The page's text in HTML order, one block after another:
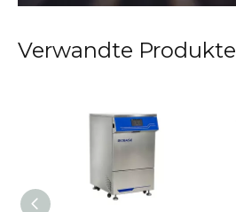
Verwandte Produkte